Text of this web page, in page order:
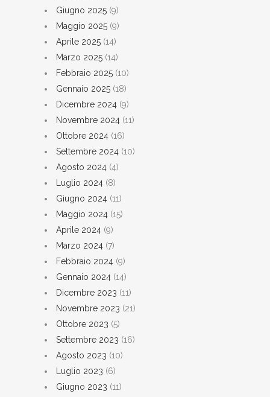
Giugno 2025 (9)
Maggio 2025 (9)
Aprile 2025 (14)
Marzo 2025 (14)
Febbraio 2025 (10)
Gennaio 2025 (18)
Dicembre 2024 (9)
Novembre 2024 (11)
Ottobre 2024 (16)
Settembre 2024 (10)
Agosto 2024 (4)
Luglio 2024 (8)
Giugno 2024 (11)
Maggio 2024 (15)
Aprile 2024 (9)
Marzo 2024 (7)
Febbraio 2024 (9)
Gennaio 2024 (14)
Dicembre 2023 (11)
Novembre 2023 (21)
Ottobre 2023 (5)
Settembre 2023 (16)
Agosto 2023 (10)
Luglio 2023 (6)
Giugno 2023 (11)